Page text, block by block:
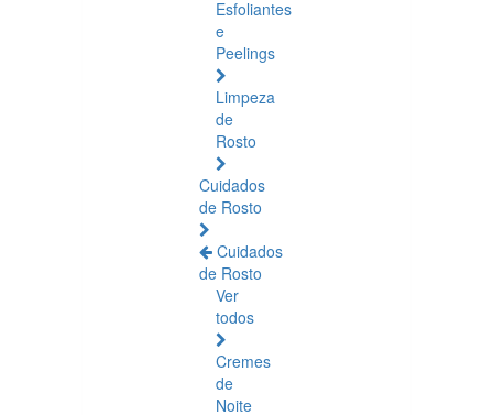
Esfoliantes
e
Peelings
Limpeza
de
Rosto
Cuidados
de Rosto
Cuidados
de Rosto
Ver
todos
Cremes
de
Noite